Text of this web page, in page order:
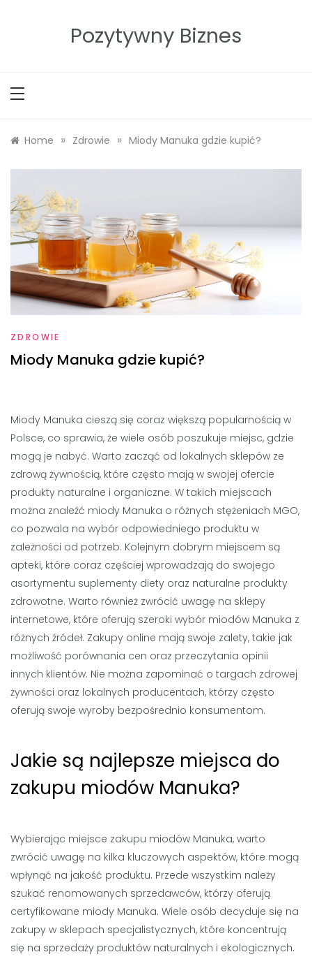
Pozytywny Biznes
Home » Zdrowie » Miody Manuka gdzie kupić?
ZDROWIE
Miody Manuka gdzie kupić?
Miody Manuka cieszą się coraz większą popularnością w
Polsce, co sprawia, że wiele osób poszukuje miejsc, gdzie
mogą je nabyć. Warto zacząć od lokalnych sklepów ze
zdrową żywnością, które często mają w swojej ofercie
produkty naturalne i organiczne. W takich miejscach
można znaleźć miody Manuka o różnych stężeniach MGO,
co pozwala na wybór odpowiedniego produktu w
zależności od potrzeb. Kolejnym dobrym miejscem są
apteki, które coraz częściej wprowadzają do swojego
asortymentu suplementy diety oraz naturalne produkty
zdrowotne. Warto również zwrócić uwagę na sklepy
internetowe, które oferują szeroki wybór miodów Manuka z
różnych źródeł. Zakupy online mają swoje zalety, takie jak
możliwość porównania cen oraz przeczytania opinii
innych klientów. Nie można zapominać o targach zdrowej
żywności oraz lokalnych producentach, którzy często
oferują swoje wyroby bezpośrednio konsumentom.
Jakie są najlepsze miejsca do
zakupu miodów Manuka?
Wybierając miejsce zakupu miodów Manuka, warto
zwrócić uwagę na kilka kluczowych aspektów, które mogą
wpłynąć na jakość produktu. Przede wszystkim należy
szukać renomowanych sprzedawców, którzy oferują
certyfikowane miody Manuka. Wiele osób decyduje się na
zakupy w sklepach specjalistycznych, które koncentrują
się na sprzedaży produktów naturalnych i ekologicznych.